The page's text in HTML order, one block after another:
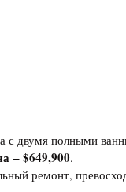
с двумя полными
– $649,900.
ремонт,